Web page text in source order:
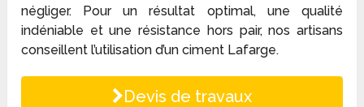
négliger. Pour un résultat optimal, une qualité
indéniable et une résistance hors pair, nos artisans
conseillent l’utilisation d’un ciment Lafarge.
Devis de travaux